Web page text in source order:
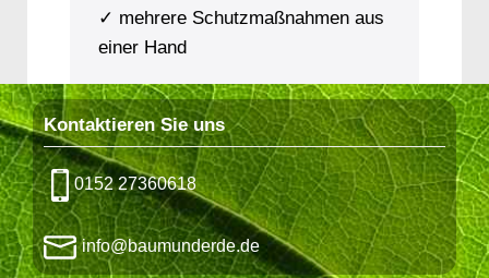
✓ mehrere Schutzmaßnahmen aus
einer Hand
Kontaktieren Sie uns
0152 27360618
info@baumunderde.de